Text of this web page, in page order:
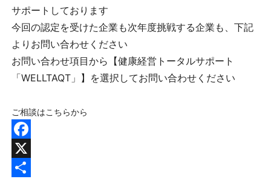
サポートしております
今回の認定を受けた企業も次年度挑戦する企業も、下記
よりお問い合わせください
お問い合わせ項目から
【健康経営トータルサポート
「WELLTAQT」】 を選択してお問い合わせください
ご相談はこちらから
Facebook
X